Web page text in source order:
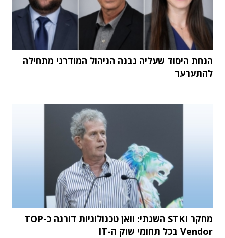
הנחת היסוד שעליה נבנה הניהול המודרני מתחילה
להתערער
מחקר STKI השנתי: וואן טכנולוגיות דורגה כ-TOP
Vendor בכל תחומי שוק ה-IT